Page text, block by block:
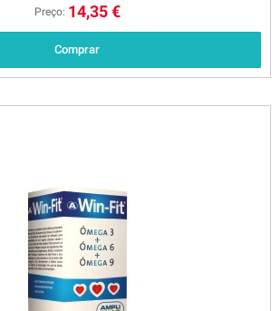
Preço: 14,35 €
Comprar